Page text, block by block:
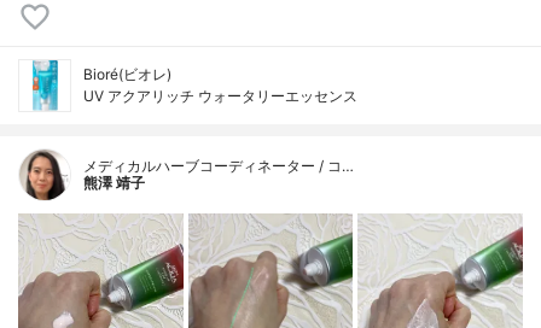
Bioré(ビオレ)
UV アクアリッチ ウォータリーエッセンス
メディカルハーブコーディネーター / コ…
熊澤 靖子